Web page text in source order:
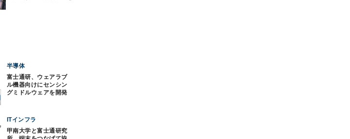
半導体
富士通研、ウェアラブ
ル機器向けにセンシン
グミドルウェアを開発
ITインフラ
甲南大学と富士通研究